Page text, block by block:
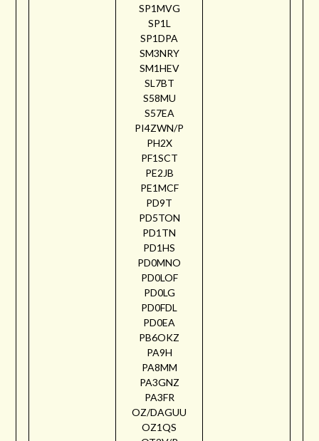
SP1MVG
SP1L
SP1DPA
SM3NRY
SM1HEV
SL7BT
S58MU
S57EA
PI4ZWN/P
PH2X
PF1SCT
PE2JB
PE1MCF
PD9T
PD5TON
PD1TN
PD1HS
PD0MNO
PD0LOF
PD0LG
PD0FDL
PD0EA
PB6OKZ
PA9H
PA8MM
PA3GNZ
PA3FR
OZ/DAGUU
OZ1QS